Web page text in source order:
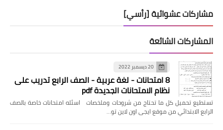
مشاركات عشوائية [رأسي]
المشاركات الشائعة
20 ديسمبر 2022
8 امتحانات - لغة عربية - الصف الرابع تدريب على
نظام الامتحانات الجديدة pdf
تستطيع تحميل كل ما تحتاج من شروحات وملخصات اسئله امتحانات خاصة بالصف
الرابع الابتدائي من موقع ايجى اون لاين تو…